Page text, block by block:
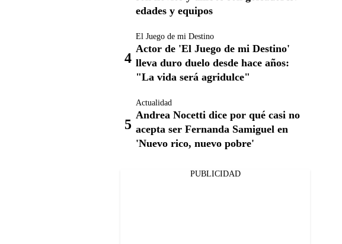
edades y equipos
El Juego de mi Destino
Actor de 'El Juego de mi Destino'
lleva duro duelo desde hace años:
"La vida será agridulce"
Actualidad
Andrea Nocetti dice por qué casi no
acepta ser Fernanda Samiguel en
'Nuevo rico, nuevo pobre'
PUBLICIDAD